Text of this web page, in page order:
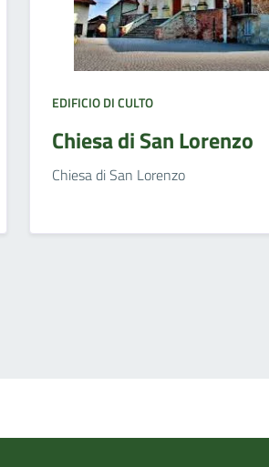
EDIFICIO DI CULTO
Chiesa di San Lorenzo
Chiesa di San Lorenzo